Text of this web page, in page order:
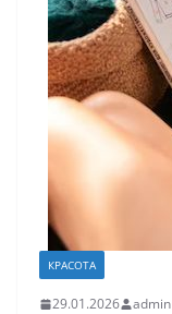
КРАСОТА
29.01.2026 admin